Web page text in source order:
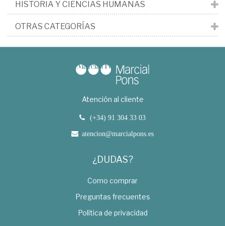
HISTORIA Y CIENCIAS HUMANAS
OTRAS CATEGORÍAS
Atención al cliente
(+34) 91 304 33 03
atencion@marcialpons.es
¿DUDAS?
Como comprar
Preguntas frecuentes
Política de privacidad